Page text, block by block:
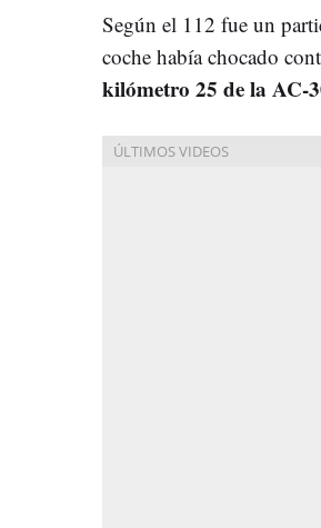
Según el 112 fue un
coche había chocado
kilómetro 25 de la AC-